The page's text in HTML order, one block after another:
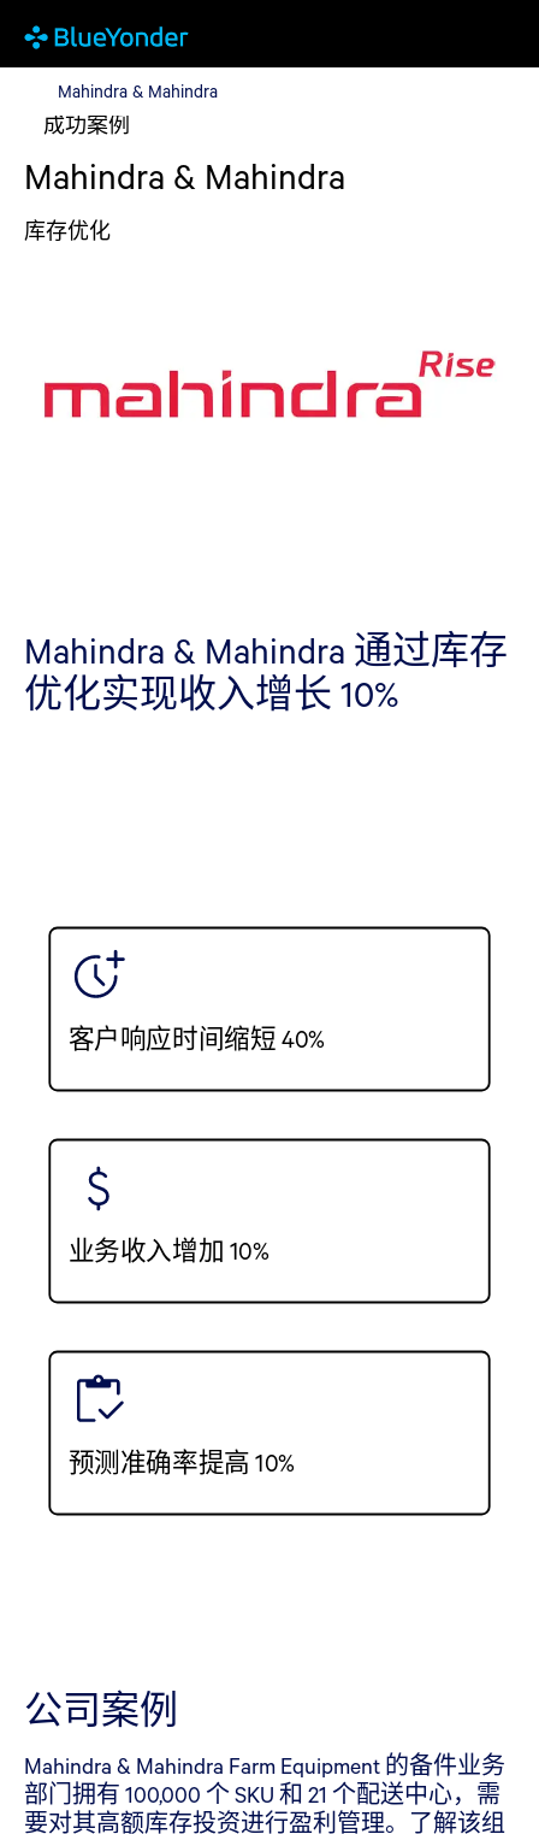
Mahindra & Mahindra
Mahindra & Mahindra
成功案例
Mahindra & Mahindra
库存优化
Mahindra & Mahindra 通过库存
优化实现收入增长 10%
客户响应时间缩短 40%
业务收入增加 10%
预测准确率提高 10%
公司案例
Mahindra & Mahindra Farm Equipment 的备件业务
部门拥有 100,000 个 SKU 和 21 个配送中心，需
要对其高额库存投资进行盈利管理。了解该组